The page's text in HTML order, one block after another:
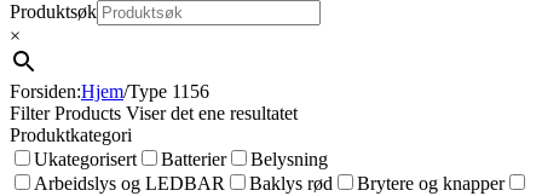
Produktsøk
×
Forsiden:Hjem/Type 1156
Filter Products Viser det ene resultatet
Produktkategori
Ukategorisert
Batterier
Belysning
Arbeidslys og LEDBAR
Baklys rød
Brytere og knapper